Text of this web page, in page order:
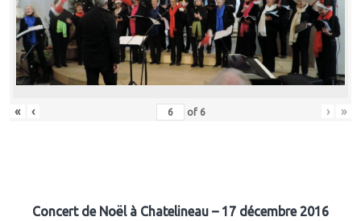
« ‹ of 6 › »
Concert de Noël à Chatelineau – 17 décembre 2016